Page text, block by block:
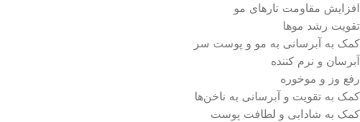
افزایش مقاومت تارهای مو
تقویت رشد موها
کمک به آبرسانی به مو و پوست سر
آبرسان و نرم کننده
رفع وز و موخوره
کمک به تقویت و آبرسانی به ناخن‌ها
کمک به شادابی و لطافت پوست